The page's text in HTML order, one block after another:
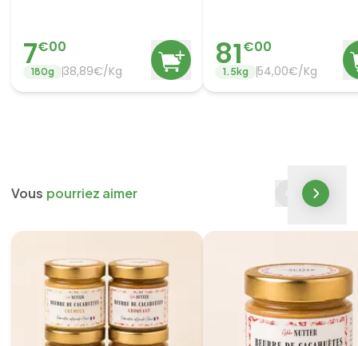
7€00
180g 38,89€/Kg 81€00
1.5kg 54,00€/Kg
Vous pourriez aimer